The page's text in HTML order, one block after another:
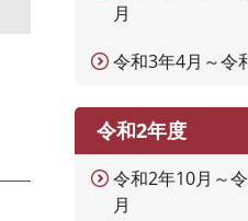
月
令和3年4月～令
令和2年度
令和2年10月～
月